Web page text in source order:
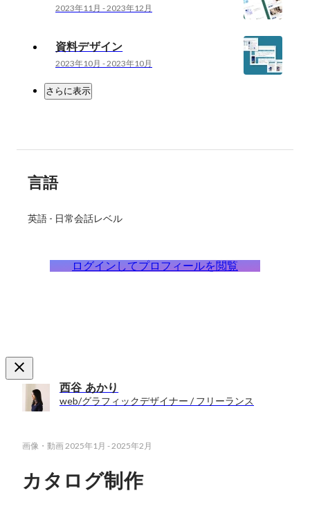
2023年11月 -2023年12月
資料デザイン
2023年10月 -2023年10月
さらに表示
言語
英語 - 日常会話レベル
ログインしてプロフィールを閲覧
西谷 あかり
web/グラフィックデザイナー / フリーランス
画像・動画2025年1月 -2025年2月
カタログ制作